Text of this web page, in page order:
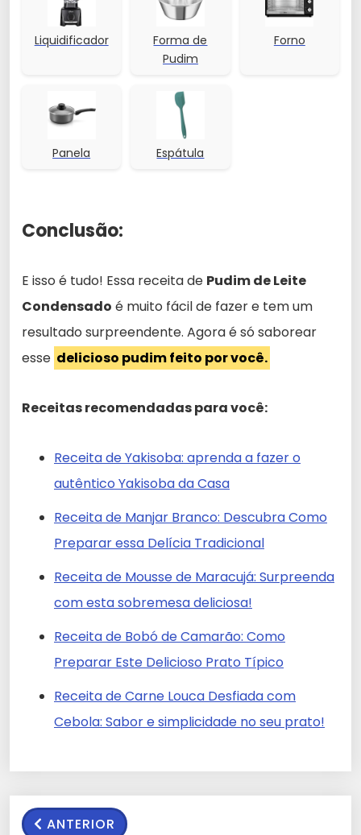
Liquidificador
Forma de
Pudim
Forno
Panela Espátula
Conclusão:
E isso é tudo! Essa receita de Pudim de Leite
Condensado é muito fácil de fazer e tem um
resultado surpreendente. Agora é só saborear
esse delicioso pudim feito por você.
Receitas recomendadas para você:
Receita de Yakisoba: aprenda a fazer o
autêntico Yakisoba da Casa
Receita de Manjar Branco: Descubra Como
Preparar essa Delícia Tradicional
Receita de Mousse de Maracujá: Surpreenda
com esta sobremesa deliciosa!
Receita de Bobó de Camarão: Como
Preparar Este Delicioso Prato Típico
Receita de Carne Louca Desfiada com
Cebola: Sabor e simplicidade no seu prato!
ANTERIOR